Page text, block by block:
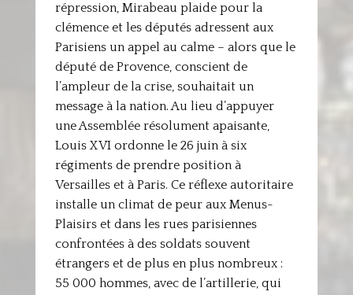
répression, Mirabeau plaide pour la
clémence et les députés adressent aux
Parisiens un appel au calme – alors que le
député de Provence, conscient de
l’ampleur de la crise, souhaitait un
message à la nation. Au lieu d’appuyer
une Assemblée résolument apaisante,
Louis XVI ordonne le 26 juin à six
régiments de prendre position à
Versailles et à Paris. Ce réflexe autoritaire
installe un climat de peur aux Menus-
Plaisirs et dans les rues parisiennes
confrontées à des soldats souvent
étrangers et de plus en plus nombreux :
55 000 hommes, avec de l’artillerie, qui